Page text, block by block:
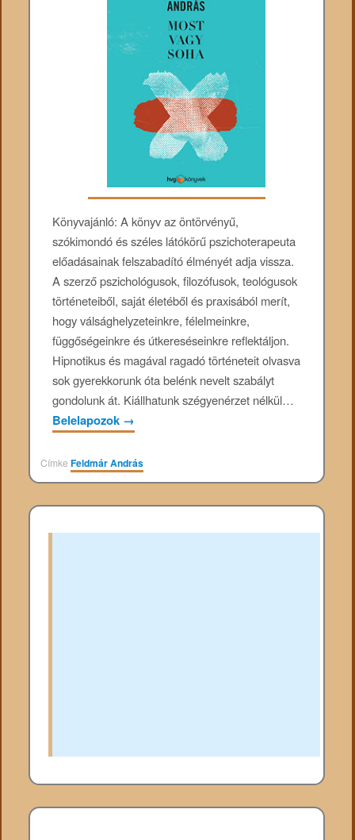
Könyvajánló: A könyv az öntörvényű,
szókimondó és széles látókörű pszichoterapeuta
előadásainak felszabadító élményét adja vissza.
A szerző pszichológusok, filozófusok, teológusok
történeteiből, saját életéből és praxisából merít,
hogy válsághelyzeteinkre, félelmeinkre,
függőségeinkre és útkereséseinkre reflektáljon.
Hipnotikus és magával ragadó történeteit olvasva
sok gyerekkorunk óta belénk nevelt szabályt
gondolunk át. Kiállhatunk szégyenérzet nélkül…
Belelapozok →
CímkeFeldmár András